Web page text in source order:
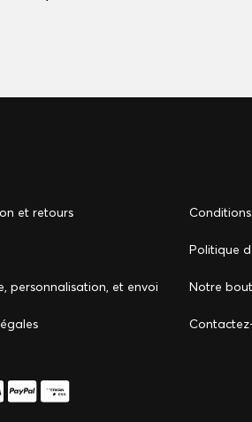
et retours
personnalisation, et envoi
Politique
Notre